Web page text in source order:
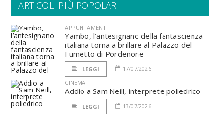
ARTICOLI PIÙ POPOLARI
APPUNTAMENTI
Yambo, l’antesignano della fantascienza
italiana torna a brillare al Palazzo del
Fumetto di Pordenone
LEGGI
17/07/2026
CINEMA
Addio a Sam Neill, interprete poliedrico
LEGGI 13/07/2026